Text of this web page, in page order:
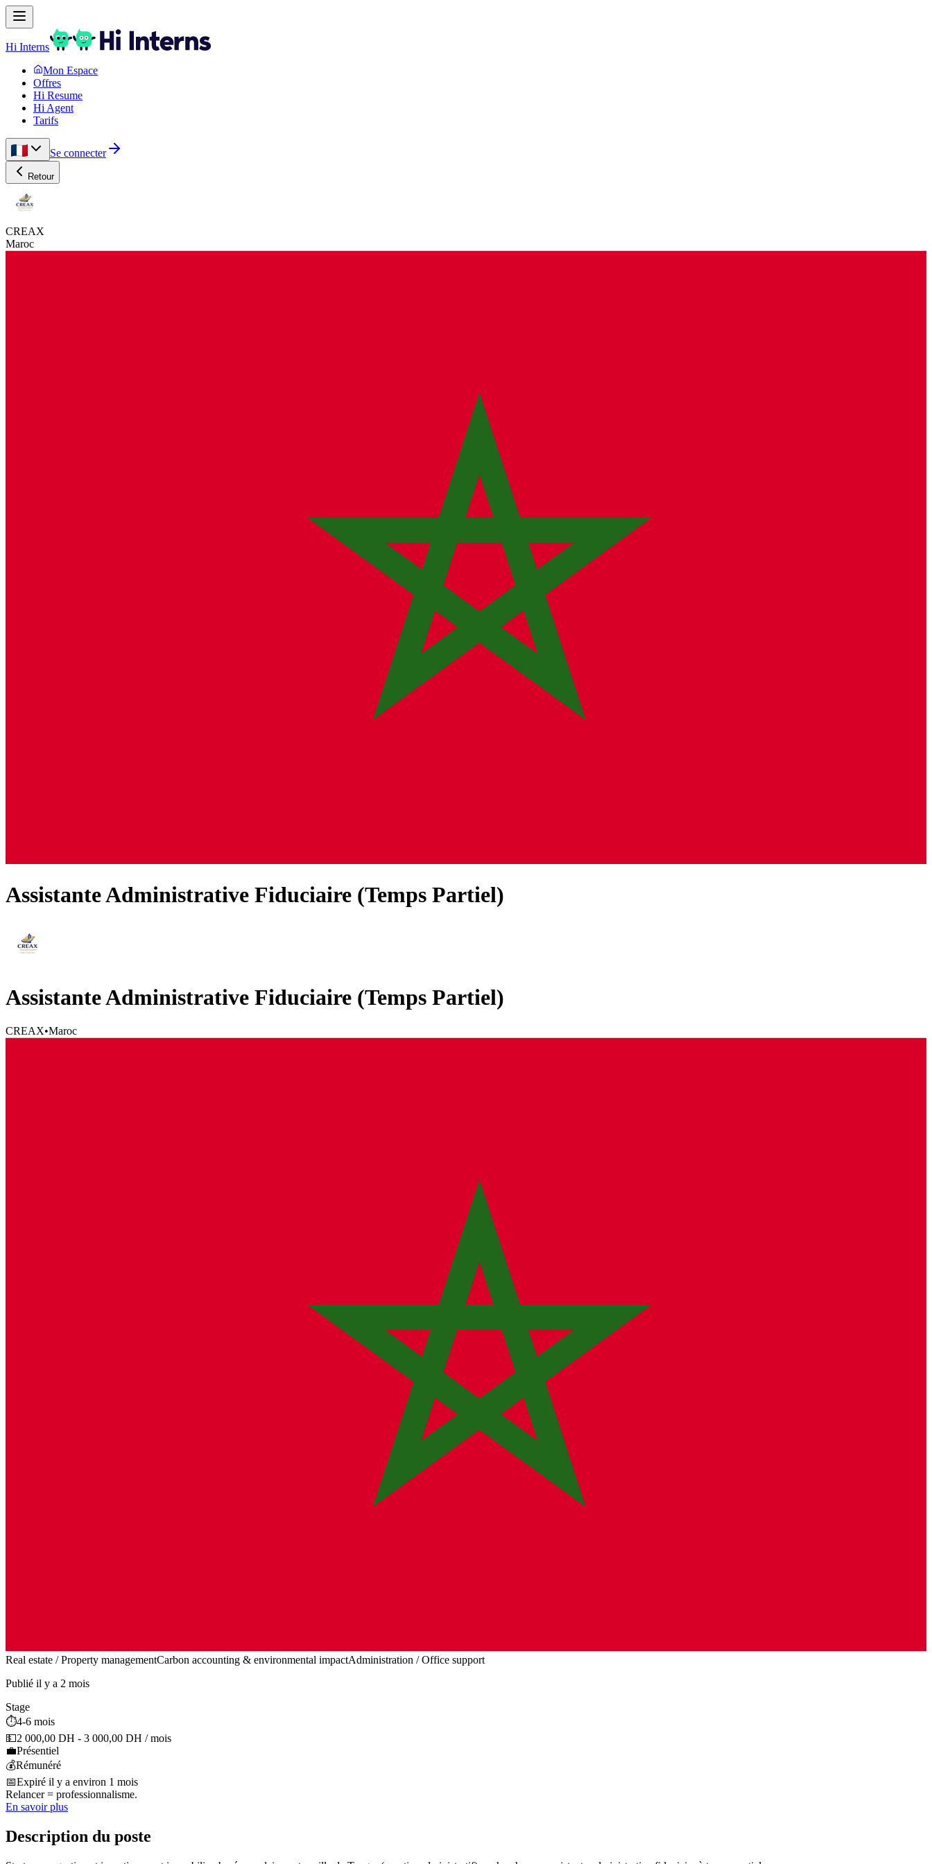
Hi Interns
Mon Espace
Offres
Hi Resume
Hi Agent
Tarifs
Se connecter
Retour
CREAX
Maroc
Assistante Administrative Fiduciaire (Temps Partiel)
Assistante Administrative Fiduciaire (Temps Partiel)
CREAX•Maroc
Real estate / Property managementCarbon accounting & environmental impactAdministration / Office support
Publié il y a 2 mois
Stage
⏱️4-6 mois
💵2 000,00 DH - 3 000,00 DH / mois
💼Présentiel
💰Rémunéré
📅Expiré il y a environ 1 mois
Relancer = professionnalisme.
En savoir plus
Description du poste